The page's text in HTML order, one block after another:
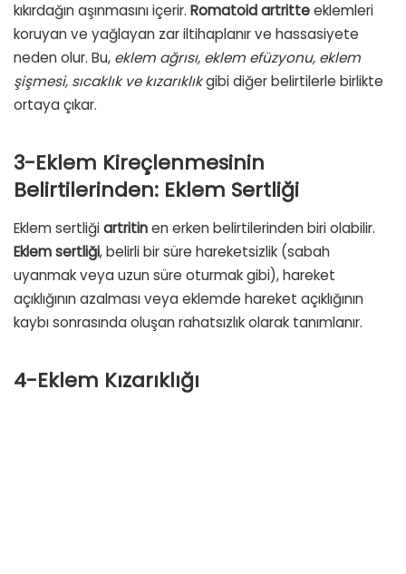
kıkırdağın aşınmasını içerir. Romatoid artritteeklemleri
koruyan ve yağlayan zar iltihaplanır ve hassasiyete
neden olur. Bu, eklem ağrısı, eklem efüzyonu, eklem
şişmesi, sıcaklık ve kızarıklıkgibi diğer belirtilerle birlikte
ortaya çıkar.
3-Eklem Kireçlenmesinin
Belirtilerinden: Eklem Sertliği
Eklem sertliğiartritinen erken belirtilerinden biri olabilir.
Eklem sertliği, belirli bir süre hareketsizlik (sabah
uyanmak veya uzun süre oturmak gibi), hareket
açıklığının azalması veya eklemde hareket açıklığının
kaybı sonrasında oluşan rahatsızlık olarak tanımlanır.
4-Eklem Kızarıklığı